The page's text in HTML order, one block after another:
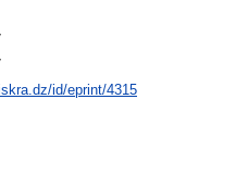
id/eprint/4315